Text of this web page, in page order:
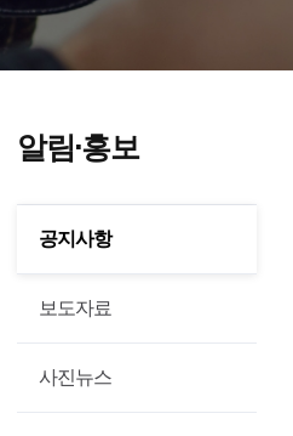
코
한
국
체
육
업
개
알림·홍보
공지사항
보도자료
사진뉴스